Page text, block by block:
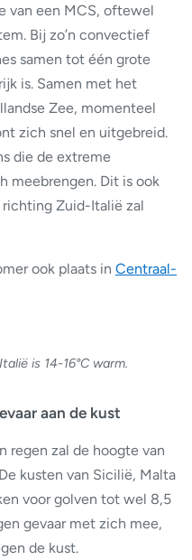
van een MCS, oftewel
Bij zo’n convectief
samen tot één grote
is. Samen met het
Zee, momenteel
zich snel en uitgebreid.
die de extreme
meebrengen. Dit is ook
Zuid-Italië zal
ook plaats in Centraal-
is 14-16°C warm.
aan de kust
regen zal de hoogte van
kusten van Sicilië, Malta
voor golven tot wel 8,5
gevaar met zich mee,
de kust.